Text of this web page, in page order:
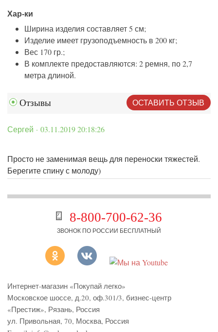
Хар-ки
Ширина изделия составляет 5 см;
Изделие имеет грузоподъемность в 200 кг;
Вес 170 гр.;
В комплекте предоставляются: 2 ремня, по 2,7
метра длиной.
Отзывы ОСТАВИТЬ ОТЗЫВ
Сергей · 03.11.2019 20:18:26
Просто не заменимая вещь для переноски тяжестей.
Берегите спину с молоду)
8-800-700-62-36
ЗВОНОК ПО РОССИИ БЕСПЛАТНЫЙ
Интернет-магазин «Покупай легко»
Московское шоссе, д.20, оф.301/3, бизнес-центр
«Престиж», Рязань, Россия
ул. Привольная, 70, Москва, Россия